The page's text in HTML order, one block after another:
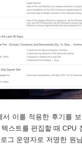
서 이를 적용한 후기를
스트를 편집할 때 CPU
그 운영자로 저명한 원